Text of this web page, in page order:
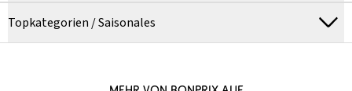
Topkategorien / Saisonales